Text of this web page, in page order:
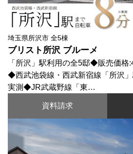
埼玉県所沢市 全5棟
ブリスト所沢 ブルーメ
「所沢」駅利用の全5邸◆販売価格
◆西武池袋線・西武新宿線「所沢
実測◆JR武蔵野線「東…
資料請求